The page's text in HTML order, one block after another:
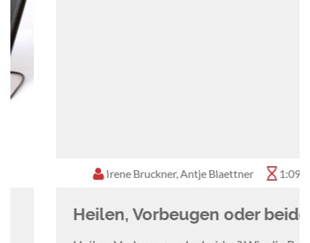
Irene Bruckner, Antje Blaettner 1:09 h
Heilen, Vorbeugen oder beides?